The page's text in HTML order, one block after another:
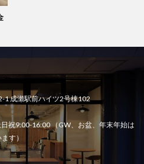
1 成瀬駅前ハイツ2号棟102
祝9:00-16:00 （GW、お盆、年末年始は
す）